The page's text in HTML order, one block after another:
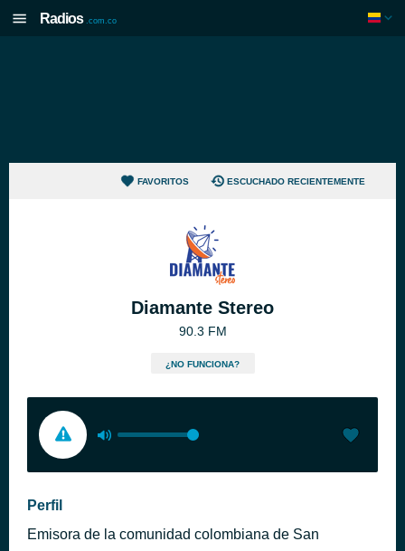
Radios .com.co
FAVORITOS ESCUCHADO RECIENTEMENTE
Diamante Stereo
90.3 FM
¿NO FUNCIONA?
Perfil
Emisora de la comunidad colombiana de San